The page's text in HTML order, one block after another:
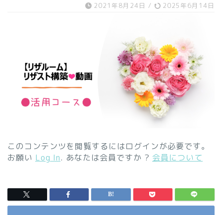
2021年8月24日 / 2025年6月14日
このコンテンツを閲覧するにはログインが必要です。
お願い Log In. あなたは会員ですか ? 会員について